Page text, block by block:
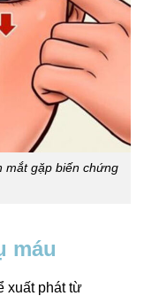
mắt gặp biến chứng
máu
xuất phát từ